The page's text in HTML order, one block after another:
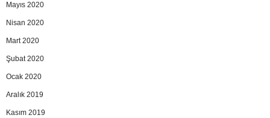
Mayıs 2020
Nisan 2020
Mart 2020
Şubat 2020
Ocak 2020
Aralık 2019
Kasım 2019